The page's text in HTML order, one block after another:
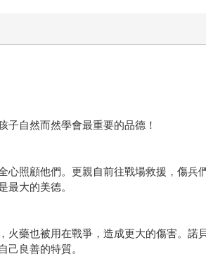
子自然而然學會最重要的品德！
照顧他們。更親自前往戰場救援，傷兵
最大的美德。
藥也被用在戰爭，造成更大的傷害。
良善的特質。